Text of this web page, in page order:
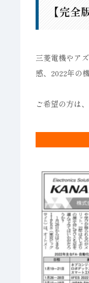
【完
三菱電機やア
感、2022年の
ご希望の方は